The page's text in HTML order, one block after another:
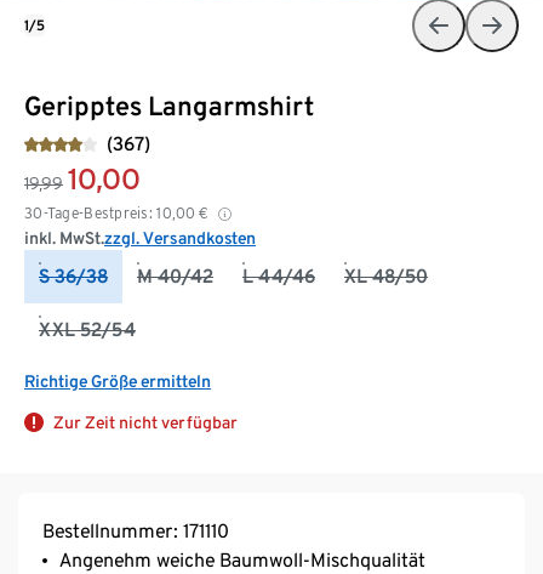
Geripptes Langarmshirt
(367)
19,99 10,00
30-Tage-Bestpreis: 10,00 €
inkl. MwSt.zzgl. Versandkosten
S 36/38 M 40/42 L 44/46 XL 48/50
XXL 52/54
Richtige Größe ermitteln
Zur Zeit nicht verfügbar
1/5
Bestellnummer: 171110
Angenehm weiche Baumwoll-Mischqualität